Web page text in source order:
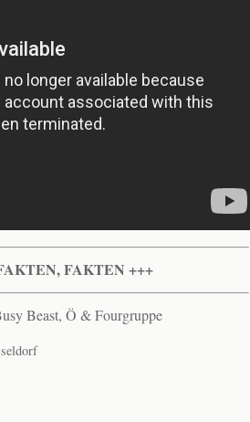
FAKTEN +++
Beast, Ö & Fourgruppe